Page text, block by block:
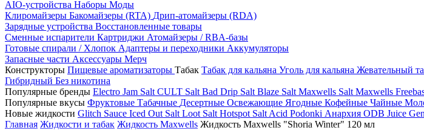
AIO-устройства Наборы Моды
Клиромайзеры Бакомайзеры (RTA) Дрип-атомайзеры (RDA)
Зарядные устройства Восстановленные товары
Сменные испарители Картриджи Атомайзеры / RBA-базы
Готовые спирали / Хлопок Адаптеры и переходники Аккумуляторы
Запасные части Аксессуары Мерч
Конструкторы Пищевые ароматизаторы Табак Табак для кальяна Уголь для кальяна Жевательный
Гибридный Без никотина
Популярные бренды Electro Jam Salt CULT Salt Bad Drip Salt Blaze Salt Maxwells Salt Maxwells
Популярные вкусы Фруктовые Табачные Десертные Освежающие Ягодные Кофейные Чайные
Новые жидкости Glitch Sauce Iced Out Salt Loot Salt Hotspot Salt Acid Podonki Анархия ODB Juice
Главная Жидкости и табак Жидкость Maxwells Жидкость Maxwells "Shoria Winter" 120 мл